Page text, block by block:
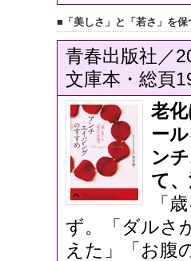
■「美しさ」と「若さ」を
青春出版社／
文庫本・総頁
老
ー
ン
て
「
ず。「ダルさ
えた」「お腹